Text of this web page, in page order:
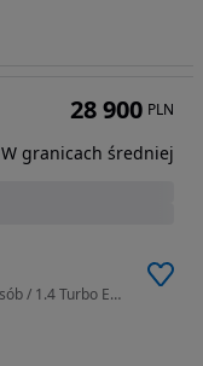
1364 cm3 • 140 KM • Bagażnik rowerowy / 7 osób / 1.4 Turbo Edition
28 900 PLN
W granicach średniej